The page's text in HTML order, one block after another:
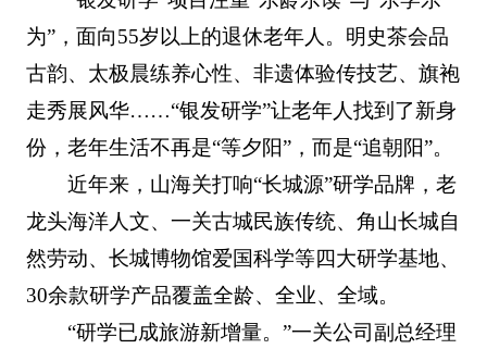
为”，面向55岁以上的退休老年人。明史茶会品
古韵、太极晨练养心性、非遗体验传技艺、旗袍
走秀展风华……“银发研学”让老年人找到了新身
份，老年生活不再是“等夕阳”，而是“追朝阳”。
近年来，山海关打响“长城源”研学品牌，老
龙头海洋人文、一关古城民族传统、角山长城自
然劳动、长城博物馆爱国科学等四大研学基地、
30余款研学产品覆盖全龄、全业、全域。
“研学已成旅游新增量。”一关公司副总经理